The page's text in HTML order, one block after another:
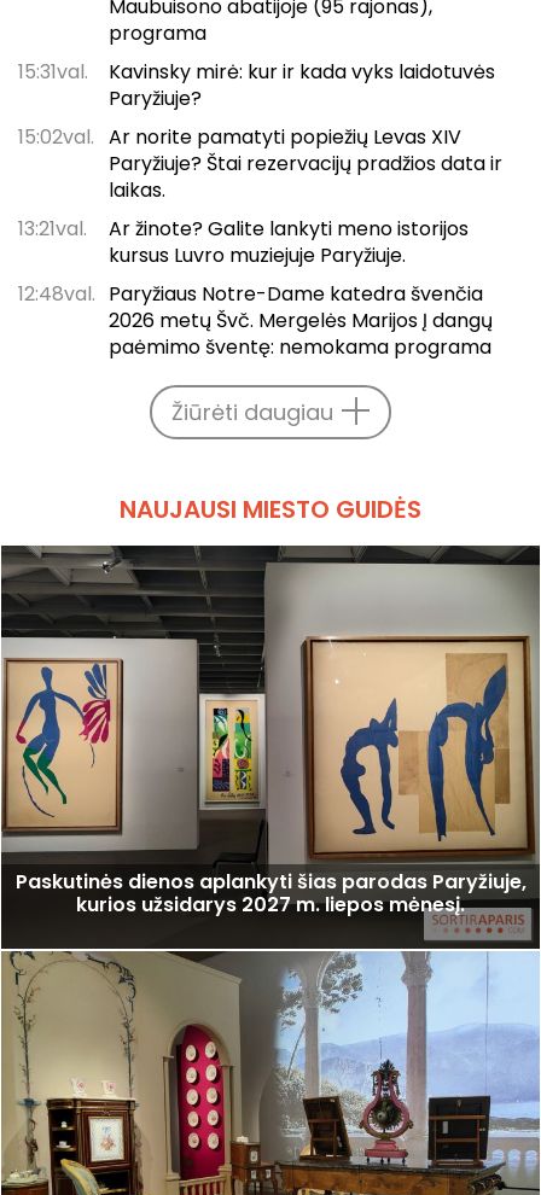
Maubuisono abatijoje (95 rajonas),
programa
15:31val.
Kavinsky mirė: kur ir kada vyks laidotuvės
Paryžiuje?
15:02val. Ar norite pamatyti popiežių Levas XIV
Paryžiuje? Štai rezervacijų pradžios data ir
laikas.
13:21val.
Ar žinote? Galite lankyti meno istorijos
kursus Luvro muziejuje Paryžiuje.
12:48val. Paryžiaus Notre-Dame katedra švenčia
2026 metų Švč. Mergelės Marijos Į dangų
paėmimo šventę: nemokama programa
Žiūrėti daugiau
NAUJAUSI MIESTO GUIDĖS
Paskutinės dienos aplankyti šias parodas Paryžiuje,
kurios užsidarys 2027 m. liepos mėnesį.